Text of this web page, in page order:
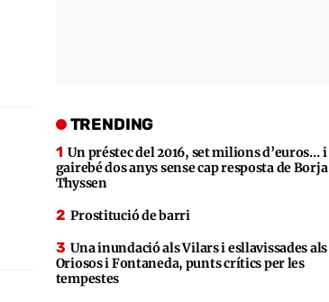
TRENDING
Un préstec del 2016, set milions d’euros… i
gairebé dos anys sense cap resposta de Borja
Thyssen
Prostitució de barri
Una inundació als Vilars i esllavissades als
Oriosos i Fontaneda, punts crítics per les
tempestes